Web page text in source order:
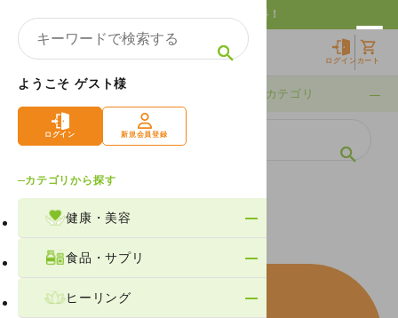
10,000円以上購入で送料無料！
ログイン カート
期間限定 カテゴリ
ようこそ ゲスト様
ログイン 新規会員登録
カテゴリから探す
健康・美容
食品・サプリ
ヒーリング
ホーム メルマガ特典ダウンロードページ
メルマガ登録特典